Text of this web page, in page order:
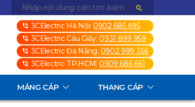
3CElectric Hà Nội: 0902 685 695
3CElectric Cầu Giấy:0931 899 959
3CElectric Đà Nẵng: 0902 999 356
3CElectric TP.HCM: 0909 686 661
MÁNG CÁP THANG CÁP